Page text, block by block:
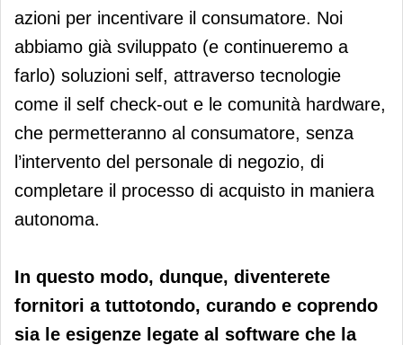
azioni per incentivare il consumatore. Noi
abbiamo già sviluppato (e continueremo a
farlo) soluzioni self, attraverso tecnologie
come il self check-out e le comunità hardware,
che permetteranno al consumatore, senza
l’intervento del personale di negozio, di
completare il processo di acquisto in maniera
autonoma.
In questo modo, dunque, diventerete
fornitori a tuttotondo, curando e coprendo
sia le esigenze legate al software che la